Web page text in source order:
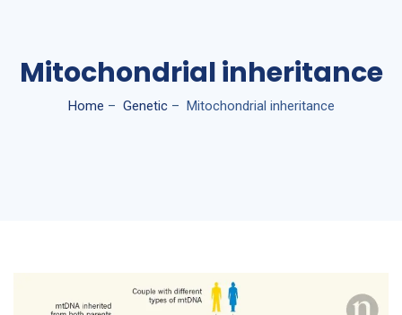
Mitochondrial inheritance
Home – Genetic– Mitochondrial inheritance